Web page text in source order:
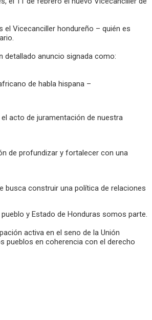
Vicecanciller hondureño – quién es
detallado anuncio signada como:
de habla hispana –
acto de juramentación de nuestra
de profundizar y fortalecer con una
busca construir una política de relaciones
y Estado de Honduras somos parte.
activa en el seno de la Unión
pueblos en coherencia con el derecho